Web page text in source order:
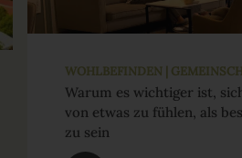
WOHLBEFINDEN |
Warum es wichtiger ist,
von etwas zu fühlen, als
zu sein